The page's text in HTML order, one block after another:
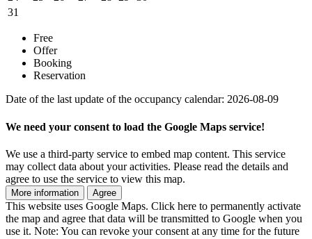
31
Free
Offer
Booking
Reservation
Date of the last update of the occupancy calendar: 2026-08-09
We need your consent to load the Google Maps service!
We use a third-party service to embed map content. This service
may collect data about your activities. Please read the details and
agree to use the service to view this map.
More information Agree
This website uses Google Maps. Click here to permanently activate
the map and agree that data will be transmitted to Google when you
use it. Note: You can revoke your consent at any time for the future